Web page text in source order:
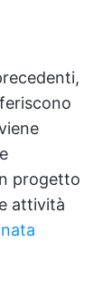
progetto
attività